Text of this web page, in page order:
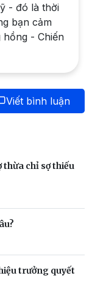
- đó là thời
bạn cảm
hồng - Chiến
Viết bình luận
thừa chỉ sợ thiếu
trưởng quyết